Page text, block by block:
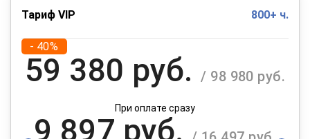
Тариф VIP 800+ ч.
- 40%
59 380 руб. / 98 980 руб.
При оплате сразу
9 897 руб.